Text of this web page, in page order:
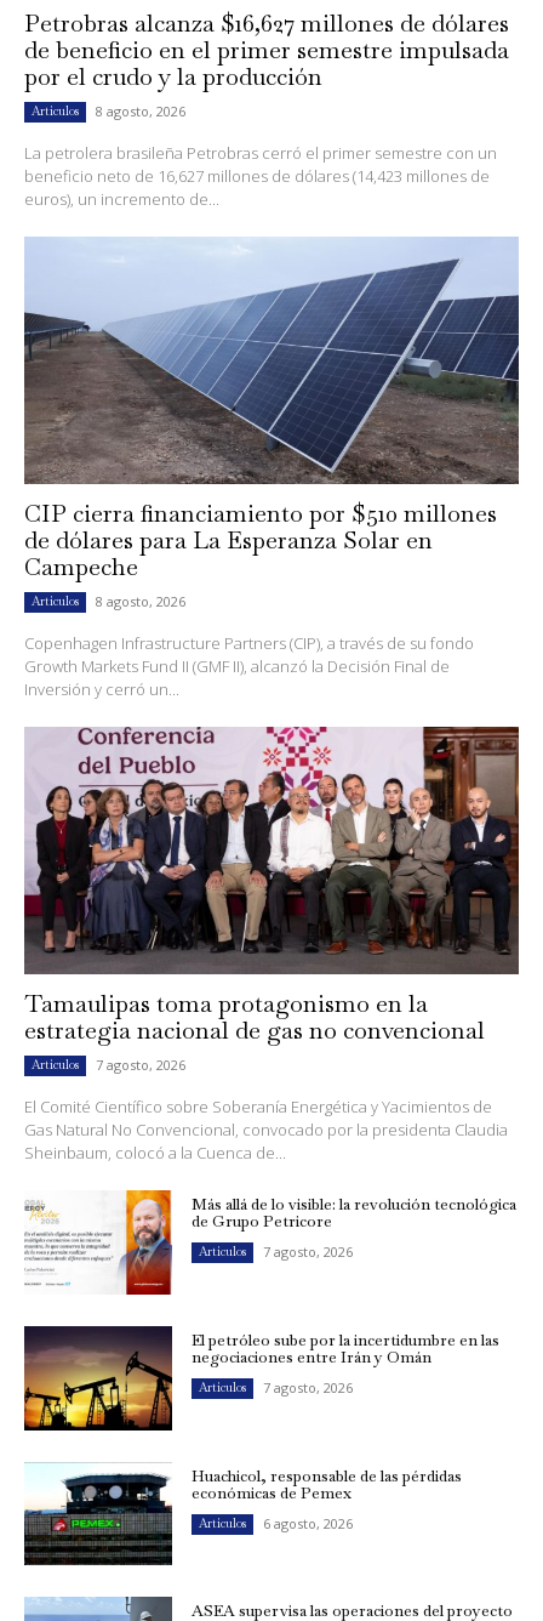
Petrobras alcanza $16,627 millones de dólares
de beneficio en el primer semestre impulsada
por el crudo y la producción
Artículos 8 agosto, 2026
La petrolera brasileña Petrobras cerró el primer semestre con un
beneficio neto de 16,627 millones de dólares (14,423 millones de
euros), un incremento de...
CIP cierra financiamiento por $510 millones
de dólares para La Esperanza Solar en
Campeche
Artículos 8 agosto, 2026
Copenhagen Infrastructure Partners (CIP), a través de su fondo
Growth Markets Fund II (GMF II), alcanzó la Decisión Final de
Inversión y cerró un...
Tamaulipas toma protagonismo en la
estrategia nacional de gas no convencional
Artículos 7 agosto, 2026
El Comité Científico sobre Soberanía Energética y Yacimientos de
Gas Natural No Convencional, convocado por la presidenta Claudia
Sheinbaum, colocó a la Cuenca de...
Más allá de lo visible: la revolución tecnológica
de Grupo Petricore
Artículos 7 agosto, 2026
El petróleo sube por la incertidumbre en las
negociaciones entre Irán y Omán
Artículos 7 agosto, 2026
Huachicol, responsable de las pérdidas
económicas de Pemex
Artículos 6 agosto, 2026
ASEA supervisa las operaciones del proyecto